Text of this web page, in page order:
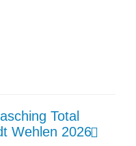
Total
Wehlen 2026